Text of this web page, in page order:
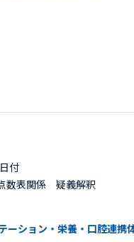
付
数表関係 疑義解釈
ーション・栄養・口腔連携